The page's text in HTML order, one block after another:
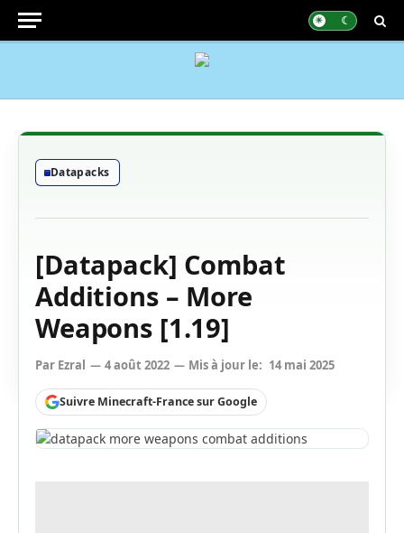
Datapacks
[Datapack] Combat
Additions – More
Weapons [1.19]
Par Ezral 4 août 2022 Mis à jour le: 14 mai 2025
Suivre Minecraft-France sur Google